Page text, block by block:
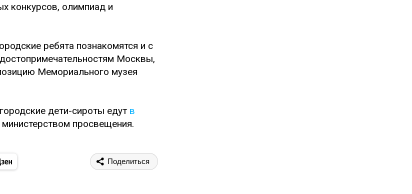
конкурсов, олимпиад и
ребята познакомятся и с
Москвы,
Мемориального музея
дети-сироты едут в
просвещения.
Поделиться